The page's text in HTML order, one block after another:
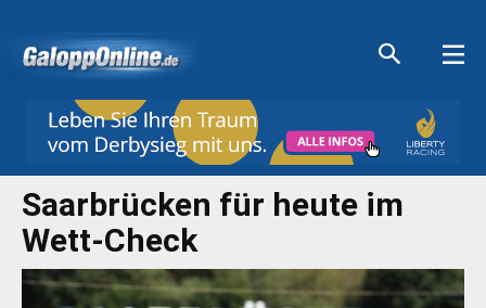
Saarbrücken für heute im
Wett-Check